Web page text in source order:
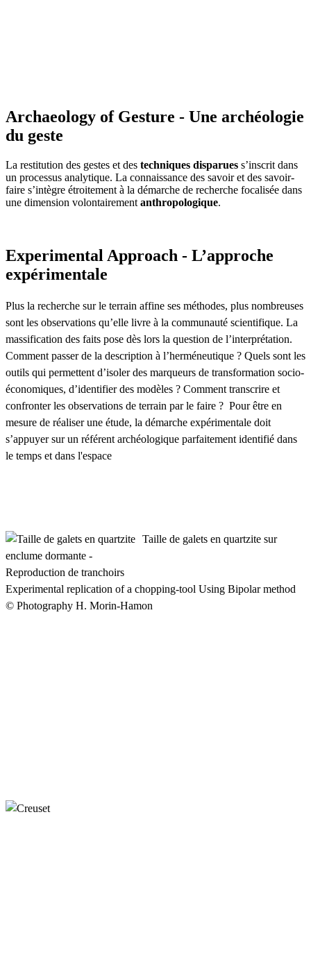
Archaeology of Gesture - Une archéologie
du geste
La restitution des gestes et des techniques disparues s’inscrit dans
un processus analytique. La connaissance des savoir et des savoir-
faire s’intègre étroitement à la démarche de recherche focalisée dans
une dimension volontairement anthropologique.
Experimental Approach - L’approche
expérimentale
Plus la recherche sur le terrain affine ses méthodes, plus nombreuses
sont les observations qu’elle livre à la communauté scientifique. La
massification des faits pose dès lors la question de l’interprétation.
Comment passer de la description à l’herméneutique ? Quels sont les
outils qui permettent d’isoler des marqueurs de transformation socio-
économiques, d’identifier des modèles ? Comment transcrire et
confronter les observations de terrain par le faire ? Pour être en
mesure de réaliser une étude, la démarche expérimentale doit
s’appuyer sur un référent archéologique parfaitement identifié dans
le temps et dans l'espace
Taille de galets en quartzite sur
enclume dormante -
Reproduction de tranchoirs
Experimental replication of a chopping-tool Using Bipolar method
© Photography H. Morin-Hamon